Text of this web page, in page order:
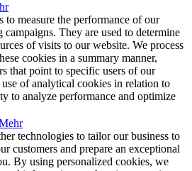
measure the performance of our
They are used to determine
of visits to our website. We process
cookies in a summary manner,
that point to specific users of our
of analytical cookies in relation to
to analyze performance and optimize
technologies to tailor our business to
customers and prepare an exceptional
By using personalized cookies, we